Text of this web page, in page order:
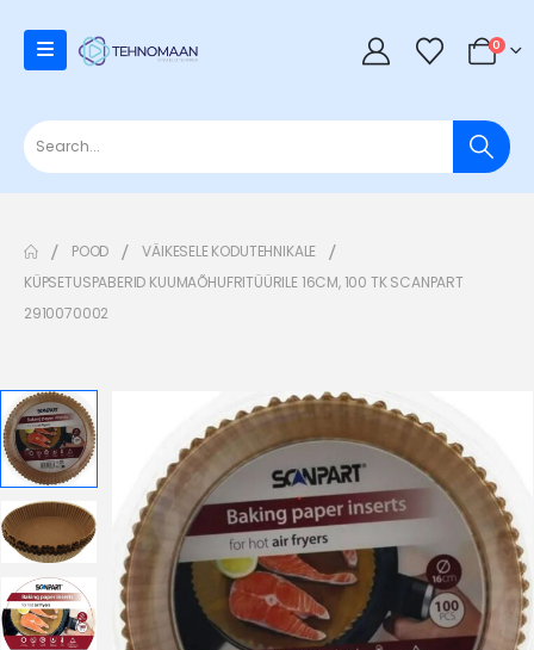
0
POOD
VÄIKESELE KODUTEHNIKALE
KÜPSETUSPABERID KUUMAÕHUFRITÜÜRILE 16CM, 100 TK SCANPART
2910070002